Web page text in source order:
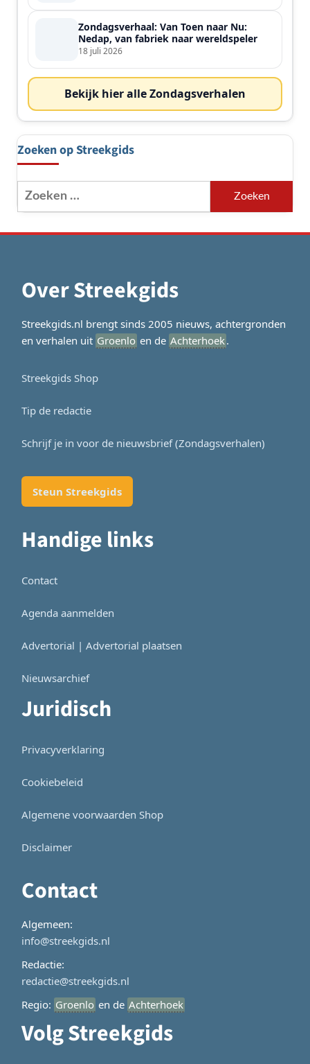
Zondagsverhaal: Van Toen naar Nu:
Nedap, van fabriek naar wereldspeler
18 juli 2026
Bekijk hier alle Zondagsverhalen
Zoeken op Streekgids
Zoeken
naar:
Over Streekgids
Streekgids.nl brengt sinds 2005 nieuws, achtergronden
en verhalen uit Groenlo en de Achterhoek.
Streekgids Shop
Tip de redactie
Schrijf je in voor de nieuwsbrief (Zondagsverhalen)
Steun Streekgids
Handige links
Contact
Agenda aanmelden
Advertorial | Advertorial plaatsen
Nieuwsarchief
Juridisch
Privacyverklaring
Cookiebeleid
Algemene voorwaarden Shop
Disclaimer
Contact
Algemeen:
info@streekgids.nl
Redactie:
redactie@streekgids.nl
Regio: Groenlo en de Achterhoek
Volg Streekgids